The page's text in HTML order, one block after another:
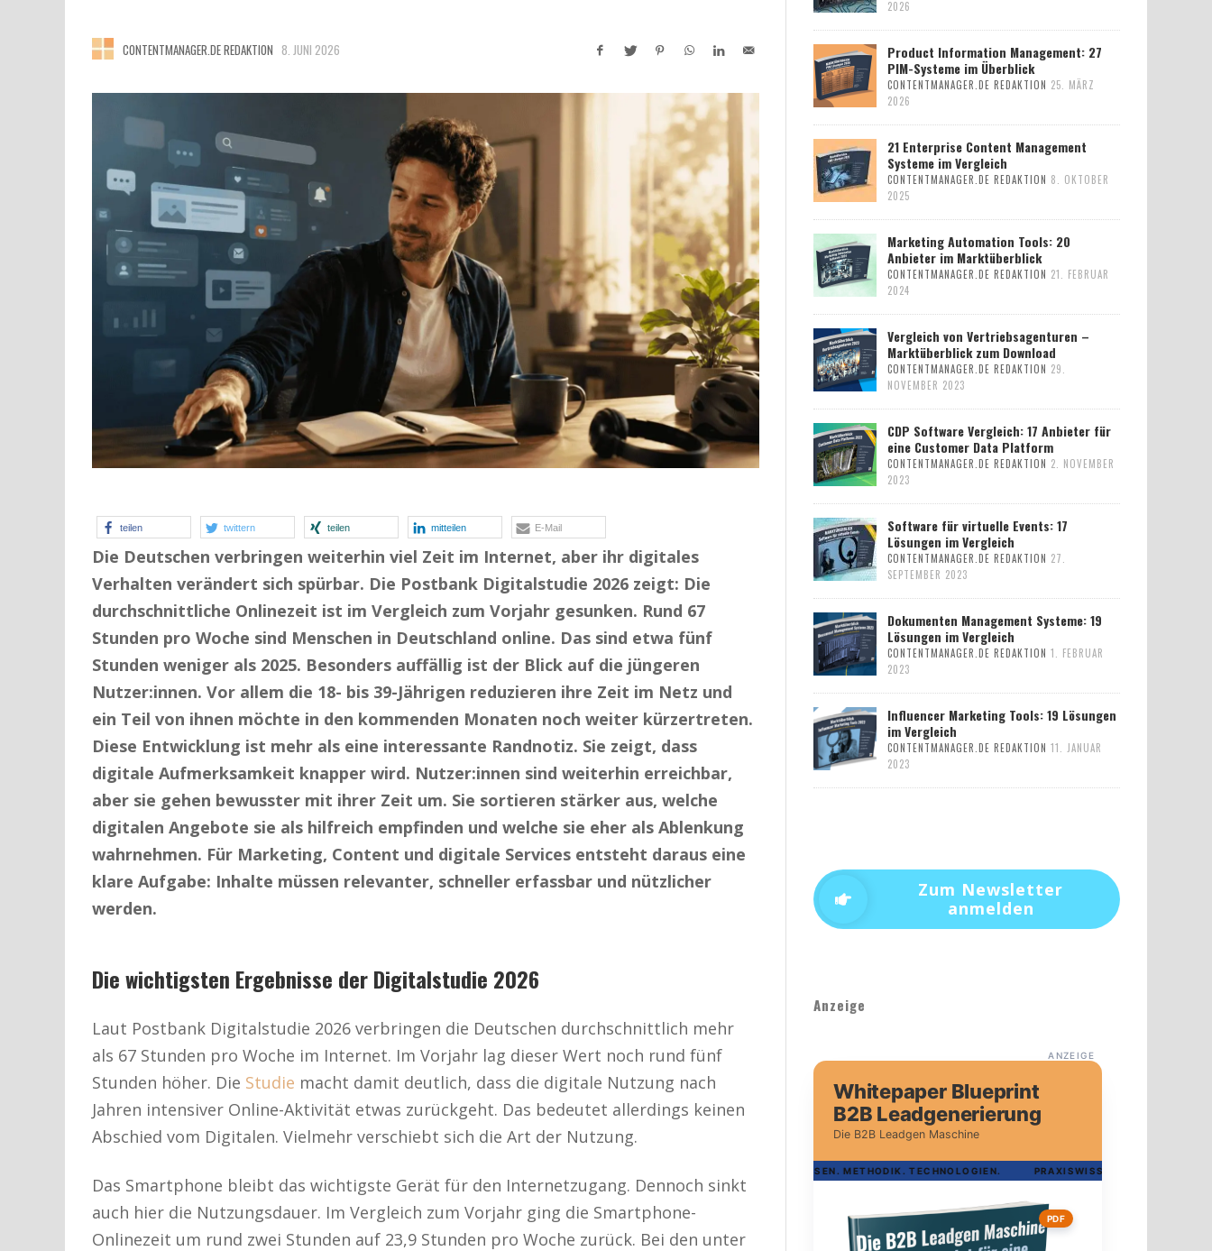
CONTENTMANAGER.DE REDAKTION 8. JUNI 2026
teilen twittern teilen mitteilen E-Mail
Die Deutschen verbringen weiterhin viel Zeit im Internet, aber ihr digitales
Verhalten verändert sich spürbar. Die Postbank Digitalstudie 2026 zeigt: Die
durchschnittliche Onlinezeit ist im Vergleich zum Vorjahr gesunken. Rund 67
Stunden pro Woche sind Menschen in Deutschland online. Das sind etwa fünf
Stunden weniger als 2025. Besonders auffällig ist der Blick auf die jüngeren
Nutzer:innen. Vor allem die 18- bis 39-Jährigen reduzieren ihre Zeit im Netz und
ein Teil von ihnen möchte in den kommenden Monaten noch weiter kürzertreten.
Diese Entwicklung ist mehr als eine interessante Randnotiz. Sie zeigt, dass
digitale Aufmerksamkeit knapper wird. Nutzer:innen sind weiterhin erreichbar,
aber sie gehen bewusster mit ihrer Zeit um. Sie sortieren stärker aus, welche
digitalen Angebote sie als hilfreich empfinden und welche sie eher als Ablenkung
wahrnehmen. Für Marketing, Content und digitale Services entsteht daraus eine
klare Aufgabe: Inhalte müssen relevanter, schneller erfassbar und nützlicher
werden.
Die wichtigsten Ergebnisse der Digitalstudie 2026
Laut Postbank Digitalstudie 2026 verbringen die Deutschen durchschnittlich mehr
als 67 Stunden pro Woche im Internet. Im Vorjahr lag dieser Wert noch rund fünf
Stunden höher. Die Studie macht damit deutlich, dass die digitale Nutzung nach
Jahren intensiver Online-Aktivität etwas zurückgeht. Das bedeutet allerdings keinen
Abschied vom Digitalen. Vielmehr verschiebt sich die Art der Nutzung.
Das Smartphone bleibt das wichtigste Gerät für den Internetzugang. Dennoch sinkt
auch hier die Nutzungsdauer. Im Vergleich zum Vorjahr ging die Smartphone-
Onlinezeit um rund zwei Stunden auf 23,9 Stunden pro Woche zurück. Bei den unter
2026
Product Information Management: 27
PIM-Systeme im Überblick
CONTENTMANAGER.DE REDAKTION 25. MÄRZ
2026
21 Enterprise Content Management
Systeme im Vergleich
CONTENTMANAGER.DE REDAKTION 8. OKTOBER
2025
Marketing Automation Tools: 20
Anbieter im Marktüberblick
CONTENTMANAGER.DE REDAKTION 21. FEBRUAR
2024
Vergleich von Vertriebsagenturen –
Marktüberblick zum Download
CONTENTMANAGER.DE REDAKTION 29.
NOVEMBER 2023
CDP Software Vergleich: 17 Anbieter für
eine Customer Data Platform
CONTENTMANAGER.DE REDAKTION 2. NOVEMBER
2023
Software für virtuelle Events: 17
Lösungen im Vergleich
CONTENTMANAGER.DE REDAKTION 27.
SEPTEMBER 2023
Dokumenten Management Systeme: 19
Lösungen im Vergleich
CONTENTMANAGER.DE REDAKTION 1. FEBRUAR
2023
Influencer Marketing Tools: 19 Lösungen
im Vergleich
CONTENTMANAGER.DE REDAKTION 11. JANUAR
2023
Zum Newsletter
anmelden
Anzeige